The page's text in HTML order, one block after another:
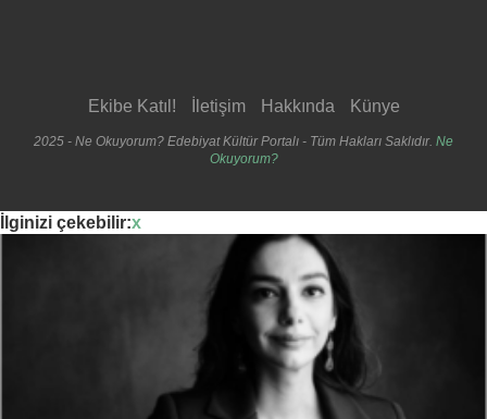
Ekibe Katıl! İletişim Hakkında Künye
2025 - Ne Okuyorum? Edebiyat Kültür Portalı - Tüm Hakları Saklıdır. Ne
Okuyorum?
İlginizi çekebilir:x